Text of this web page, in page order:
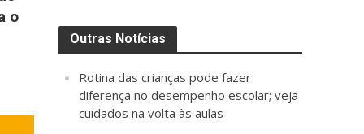
o
Outras Notícias
Rotina das crianças pode fazer
diferença no desempenho escolar; veja
cuidados na volta às aulas